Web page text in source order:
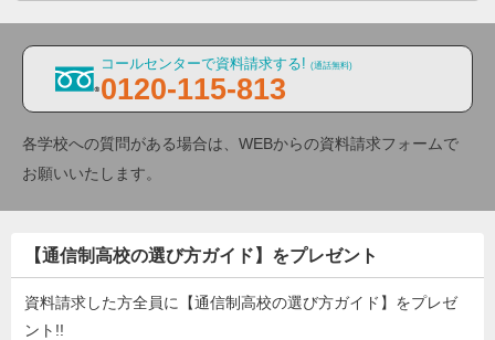
コールセンターで資料請求する! (通話無料)
0120-115-813
各学校への質問がある場合は、WEBからの資料請求フォームで
お願いいたします。
【通信制高校の選び方ガイド】をプレゼント
資料請求した方全員に【通信制高校の選び方ガイド】をプレゼ
ント!!